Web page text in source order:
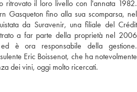
ritrovato il loro livello con l'annata 1982.
Gasqueton fino alla sua scomparsa, nel
da Suravenir, una filiale del Crédit
a far parte della proprietà nel 2006
è ora responsabile della gestione.
Eric Boissenot, che ha notevolmente
dei vini, oggi molto ricercati.